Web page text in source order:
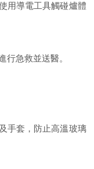
導電工具觸碰爐體
急救並送醫。
套，防止高溫玻璃